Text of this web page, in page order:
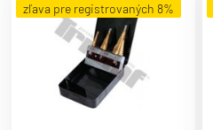
zľava pre registrovaných 8%